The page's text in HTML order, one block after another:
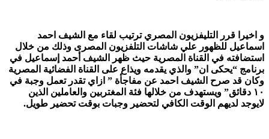
و اخيرا قرر التليفزيون المصري ترتيب لقاء مع الشيف احمد
اسماعيل للظهور علي شاشات التلفزيون المصرى وذلك من خلال
استضافته في القناة المصرية حيث ظهر الشيف أحمد إسماعيل في
برنامج “يحكى ان” والذي يقدمه ويذاع على القناة الفضائية المصرية
وكان قد صرح الشيف احمد عن مفاجأة ” ازاي تقدر تعمل وجبة في
١٠ دقائق” ويستهدف من خلالها فئة المغتربين والعاملين الذين
لايوجد لديهم الوقت الكافي لتحضير وجبات بوقت تحضير طويل.